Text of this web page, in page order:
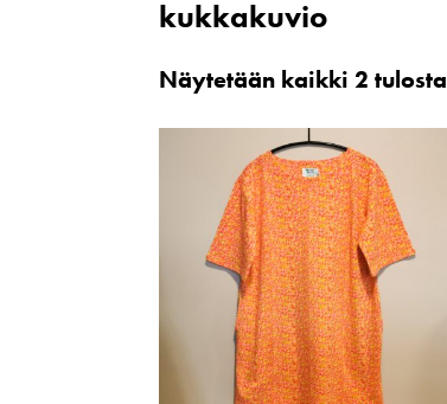
kukkakuvio
Näytetään kaikki 2 tulosta